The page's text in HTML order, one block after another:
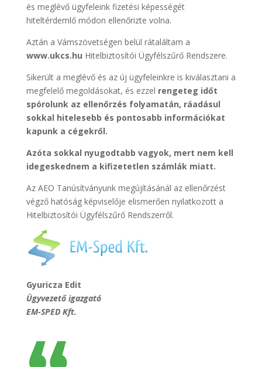
és meglévő ügyfeleink fizetési képességét
hiteltérdemlő módon ellenőrizte volna.
Aztán a Vámszövetségen belül rátaláltam a
www.ukcs.hu Hitelbiztosítói Ügyfélszűrő Rendszere.
Sikerült a meglévő és az új ügyfeleinkre is kiválasztani a
megfelelő megoldásokat, és ezzel rengeteg időt
spórolunk az ellenőrzés folyamatán, ráadásul
sokkal hitelesebb és pontosabb információkat
kapunk a cégekről.
Azóta sokkal nyugodtabb vagyok, mert nem kell
idegeskednem a kifizetetlen számlák miatt.
Az AEO Tanúsítványunk megújításánál az ellenőrzést
végző hatóság képviselője elismerően nyilatkozott a
Hitelbiztosítói Ügyfélszűrő Rendszerről.
Gyuricza Edit
Ügyvezető igazgató
EM-SPED Kft.